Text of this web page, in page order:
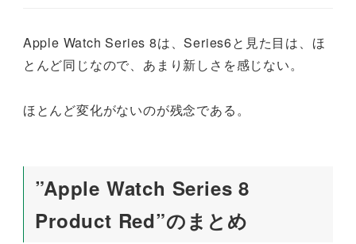
Apple Watch Series 8は、Series6と見た目は、ほ
とんど同じなので、あまり新しさを感じない。
ほとんど変化がないのが残念である。
”Apple Watch Series 8
Product Red”のまとめ